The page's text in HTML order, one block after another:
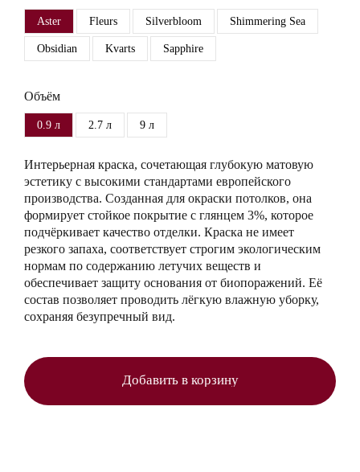
Aster Fleurs Silverbloom Shimmering Sea
Obsidian Kvarts Sapphire
Объём
0.9 л 2.7 л 9 л
Интерьерная краска, сочетающая глубокую матовую
эстетику с высокими стандартами европейского
производства. Созданная для окраски потолков, она
формирует стойкое покрытие с глянцем 3%, которое
подчёркивает качество отделки. Краска не имеет
резкого запаха, соответствует строгим экологическим
нормам по содержанию летучих веществ и
обеспечивает защиту основания от биопоражений. Её
состав позволяет проводить лёгкую влажную уборку,
сохраняя безупречный вид.
Добавить в корзину